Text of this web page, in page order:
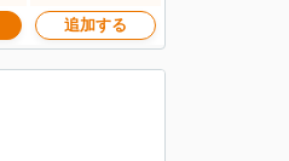
追加する